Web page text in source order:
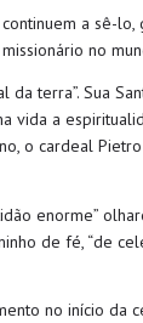
a sê-
no
da terra”. Sua
vida a
o cardeal
enorme”
de fé, “de
no início da